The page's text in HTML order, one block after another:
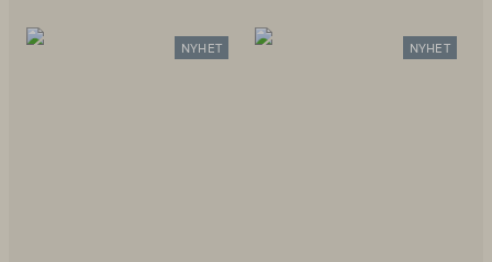
NYHET NYHET